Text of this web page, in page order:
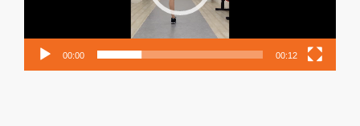
00:00 00:12